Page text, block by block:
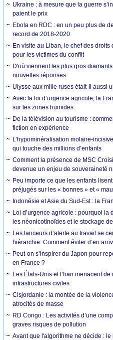
Ukraine : à mesure que la guerre
paient le prix
Ebola en RDC : en un peu plus de
record de 2018-2020
En visite au Liban, le chef des
pour les victimes du conflit
D'où viennent les plus gros
nouvelles réponses
Ulysse aux mille ruses était-il aussi
Avec la loi d’urgence agricole, la
sur les zones humides
De la télévision au tourisme :
fiction en expérience
L’hypominéralisation molaire-
qui touche des millions d’enfants
Comment la présence de MSC
devenue un enjeu de souveraineté
Peu importe ce que les enfants
préjugés sur les « bonnes » et «
Indonésie et Asie du Sud-Est : la
Loi d’urgence agricole : pourquoi la
les néonicotinoïdes et le stockage de
Les lanceurs d’alerte au travail se
hiérarchie. Comment éviter d’en
Peut-on s’inspirer du Japon pour
en France ?
Les États-Unis et l’Iran menacent
infrastructures civiles
Cisjordanie : la montée de la
atrocités de masse
RD Congo : Les activités d’une
graves risques de pollution
Avant que l'algorithme ne décide :